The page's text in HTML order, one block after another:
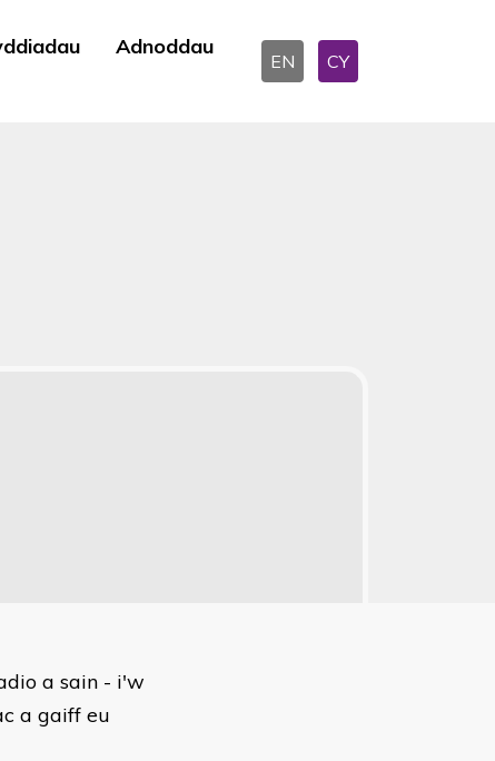
Adnoddau
EN CY
a sain - i'w
a gaiff eu